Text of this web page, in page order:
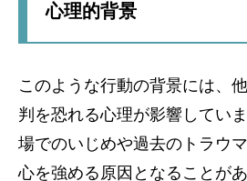
心理的背景
このような行動の背景には、
判を恐れる心理が影響してい
場でのいじめや過去のトラウ
心を強める原因となることが